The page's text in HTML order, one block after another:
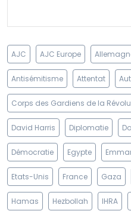
AJC AJC Europe
Antisémitisme Attentat
Corps des Gardiens de la
David Harris Diplomatie
Démocratie Egypte
Etats-Unis France Gaza
Hamas Hezbollah IHRA